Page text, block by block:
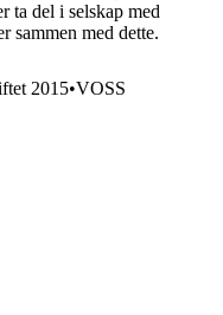
ta del i selskap med
sammen med dette.
2015•VOSS